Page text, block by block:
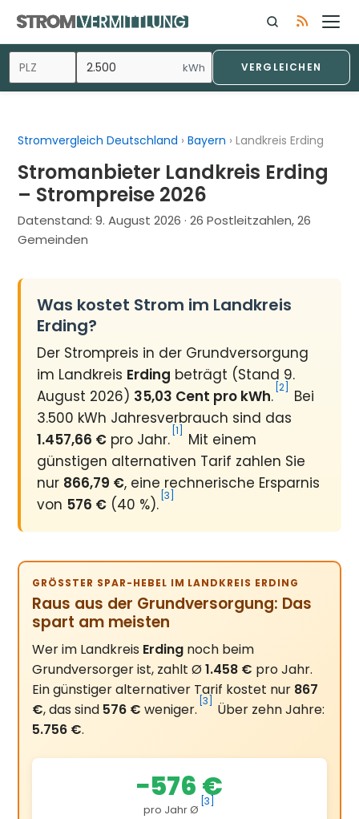
Inhalt
springen
kWh VERGLEICHEN
Stromvergleich Deutschland ›Bayern ›Landkreis Erding
Stromanbieter Landkreis Erding
– Strompreise 2026
Datenstand:9. August 2026 · 26 Postleitzahlen, 26
Gemeinden
Was kostet Strom im Landkreis
Erding?
Der Strompreis in der Grundversorgung
im Landkreis Erding beträgt (Stand 9.
August 2026) 35,03 Cent pro kWh. [2]
Bei
3.500 kWh Jahresverbrauch sind das
1.457,66 € pro Jahr. [1]
Mit einem
günstigen alternativen Tarif zahlen Sie
nur 866,79 €, eine rechnerische Ersparnis
von 576 € (40 %). [3]
GRÖSSTER SPAR-HEBEL IM LANDKREIS ERDING
Raus aus der Grundversorgung: Das
spart am meisten
Wer im Landkreis Erding noch beim
Grundversorger ist, zahlt Ø1.458 € pro Jahr.
Ein günstiger alternativer Tarif kostet nur 867
€, das sind 576 € weniger. [3]
Über zehn Jahre:
5.756 €.
−576 €
pro Jahr Ø
[3]